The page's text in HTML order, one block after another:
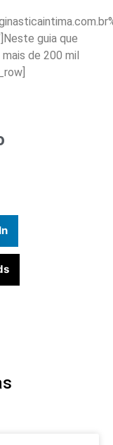
guia que
de 200 mil